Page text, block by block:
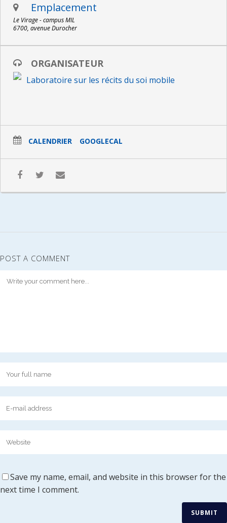
Emplacement
Le Virage - campus MIL
6700, avenue Durocher
ORGANISATEUR
Laboratoire sur les récits du soi mobile
CALENDRIER GOOGLECAL
POST A COMMENT
Save my name, email, and website in this browser for the
next time I comment.